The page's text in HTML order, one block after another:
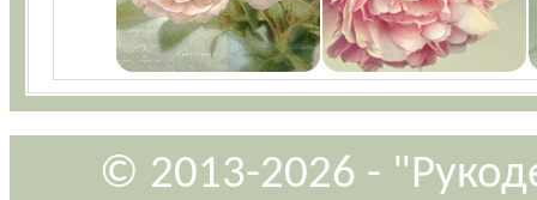
© 2013-2026 -